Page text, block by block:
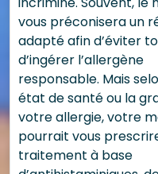
vous préconisera un
adapté afin d’éviter
d’ingérer l’allergène
responsable. Mais
état de santé ou la
votre allergie, votre
pourrait vous
traitement à base